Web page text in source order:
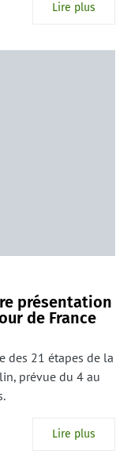
Lire plus
présentation
de France
des 21 étapes de la
prévue du 4 au
Lire plus